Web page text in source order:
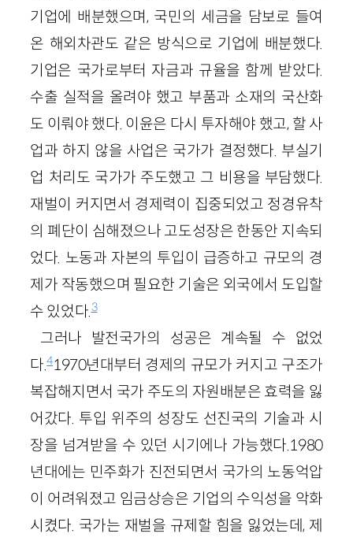
기업에 배분했으며, 국민의 세금을 담보로 들여
온 해외차관도 같은 방식으로 기업에 배분했다.
기업은 국가로부터 자금과 규율을 함께 받았다.
수출 실적을 올려야 했고 부품과 소재의 국산화
도 이뤄야 했다. 이윤은 다시 투자해야 했고, 할 사
업과 하지 않을 사업은 국가가 결정했다. 부실기
업 처리도 국가가 주도했고 그 비용을 부담했다.
재벌이 커지면서 경제력이 집중되었고 정경유착
의 폐단이 심해졌으나 고도성장은 한동안 지속되
었다. 노동과 자본의 투입이 급증하고 규모의 경
제가 작동했으며 필요한 기술은 외국에서 도입할
수 있었다.3
그러나 발전국가의 성공은 계속될 수 없었
다.41970년대부터 경제의 규모가 커지고 구조가
복잡해지면서 국가 주도의 자원배분은 효력을 잃
어갔다. 투입 위주의 성장도 선진국의 기술과 시
장을 넘겨받을 수 있던 시기에나 가능했다.1980
년대에는 민주화가 진전되면서 국가의 노동억압
이 어려워졌고 임금상승은 기업의 수익성을 악화
시켰다. 국가는 재벌을 규제할 힘을 잃었는데, 제